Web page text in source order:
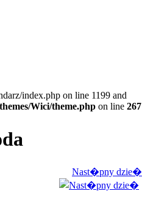
index.php on line 1199 and
Wici/theme.php on line 267
Nast�pny dzie�